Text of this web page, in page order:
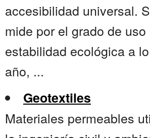
accesibilidad universal.
mide por el grado de
estabilidad ecológica a
año, ...
Geotextiles
Materiales permeables